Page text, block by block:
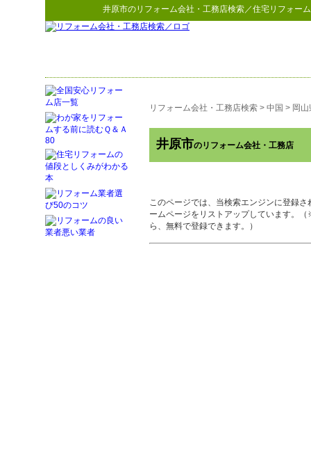
井原市のリフォーム会社・工務店検索／住宅リフォー
リフォーム会社・工務店検索 > 中国 > 岡山
井原市のリフォーム会社・工務店
このページでは、当検索エンジンに登録さ
ームページをリストアップしています。
ら、無料で登録できます。）